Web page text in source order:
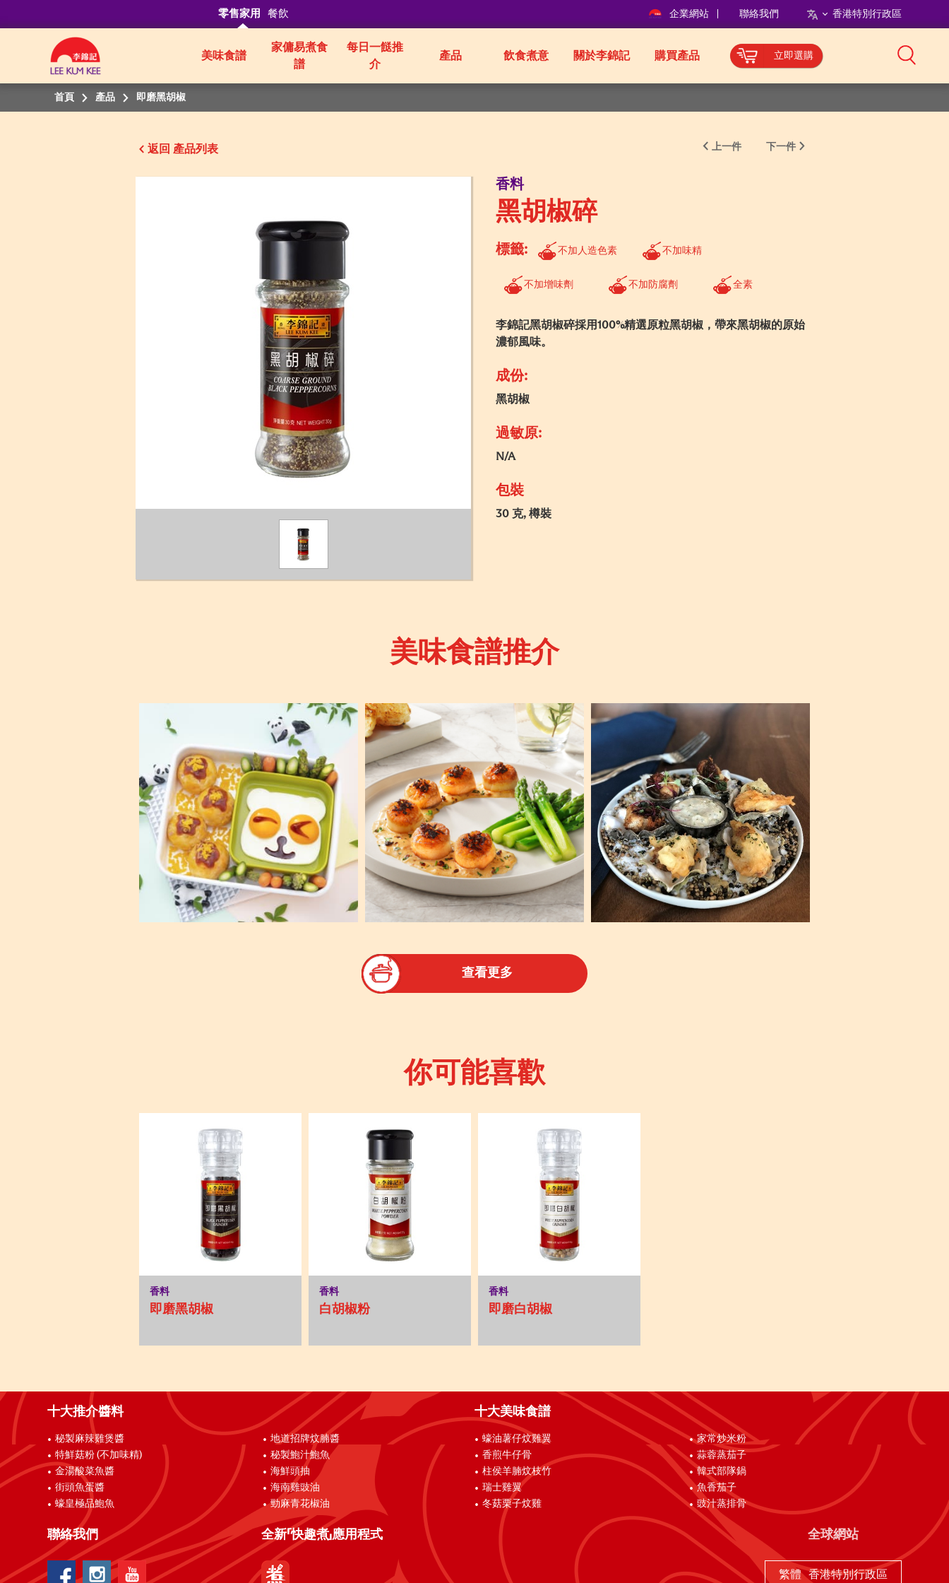
零售家用 餐飲 企業網站 聯絡我們 香港特別行政區
美味食譜
家傭易煮食
譜
每日一餸推
介
產品 飲食煮意 關於李錦記 購買產品 立即選購
首頁 產品 即磨黑胡椒
返回 上一件 下一件
香料
黑胡椒碎
標籤: 不加人造色素 不加味精
不加增味劑 不加防腐劑 全素
李錦記黑胡椒碎採用100%精選原粒黑胡椒，帶來黑胡椒的原始
濃郁風味。
成份:
黑胡椒
過敏原:
N/A
包裝
30 克, 樽裝
美味食譜推介
查看更多
你可能喜歡
香料
即磨黑胡椒
香料
白胡椒粉
香料
即磨白胡椒
十大推介醬料
秘製麻辣雞煲醬
特鮮菇粉 (不加味精)
金湯酸菜魚醬
街頭魚蛋醬
蠔皇極品鮑魚
地道招牌炆腩醬
秘製鮑汁鮑魚
海鮮頭抽
海南雞豉油
勁麻青花椒油
十大美味食譜
蠔油薯仔炆雞翼
香煎牛仔骨
柱侯羊腩炆枝竹
瑞士雞翼
冬菇栗子炆雞
家常炒米粉
蒜蓉蒸茄子
韓式部隊鍋
魚香茄子
豉汁蒸排骨
聯絡我們 全新「快趣煮」應用程式 全球網站
繁體 香港特別行政區